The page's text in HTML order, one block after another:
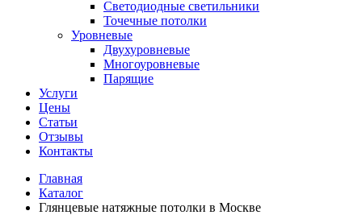
Светодиодные светильники
Точечные потолки
Уровневые
Двухуровневые
Многоуровневые
Парящие
Услуги
Цены
Статьи
Отзывы
Контакты
Главная
Каталог
Глянцевые натяжные потолки в Москве